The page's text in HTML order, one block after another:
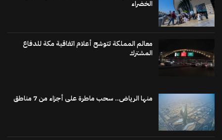
الخضراء
معالم المملكة تتوشح أعلام اتفاقية مكة للدفاع
المشترك
منها الرياض.. سحب ماطرة على أجزاء من 7 مناطق